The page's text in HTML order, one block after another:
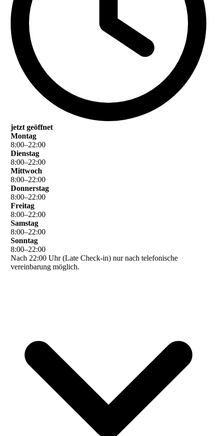
jetzt geöffnet
Montag
8:00–22:00
Dienstag
8:00–22:00
Mittwoch
8:00–22:00
Donnerstag
8:00–22:00
Freitag
8:00–22:00
Samstag
8:00–22:00
Sonntag
8:00–22:00
Nach 22:00 Uhr (Late Check-in) nur nach telefonische
vereinbarung möglich.